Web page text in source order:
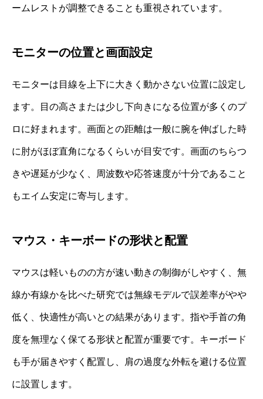
ームレストが調整できることも重視されています。
モニターの位置と画面設定
モニターは目線を上下に大きく動かさない位置に設定し
ます。目の高さまたは少し下向きになる位置が多くのプ
ロに好まれます。画面との距離は一般に腕を伸ばした時
に肘がほぼ直角になるくらいが目安です。画面のちらつ
きや遅延が少なく、周波数や応答速度が十分であること
もエイム安定に寄与します。
マウス・キーボードの形状と配置
マウスは軽いものの方が速い動きの制御がしやすく、無
線か有線かを比べた研究では無線モデルで誤差率がやや
低く、快適性が高いとの結果があります。指や手首の角
度を無理なく保てる形状と配置が重要です。キーボード
も手が届きやすく配置し、肩の過度な外転を避ける位置
に設置します。